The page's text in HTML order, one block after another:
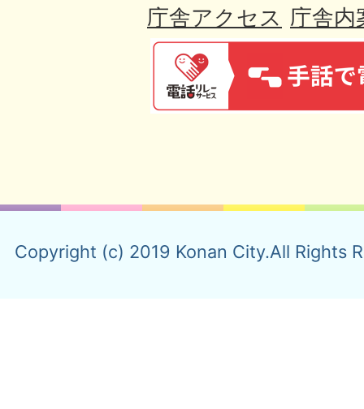
庁舎アクセス 庁舎内
Copyright (c) 2019 Konan City.All Rights